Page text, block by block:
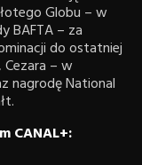
Globu – w
BAFTA – za
do ostatniej
– w
nagrodę National
CANAL+: